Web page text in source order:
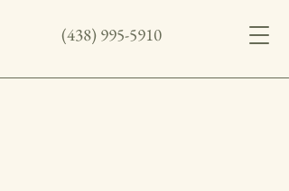
(438) 995-5910